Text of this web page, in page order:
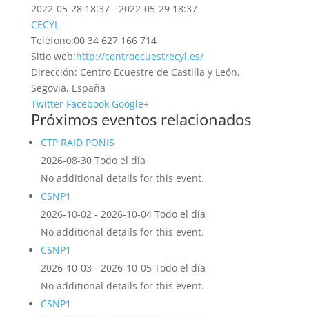
2022-05-28 18:37 - 2022-05-29 18:37
CECYL
Teléfono:00 34 627 166 714
Sitio web:http://centroecuestrecyl.es/
Dirección: Centro Ecuestre de Castilla y León,
Segovia, España
Twitter Facebook Google+
Próximos eventos relacionados
CTP RAID PONIS
2026-08-30 Todo el día
No additional details for this event.
CSNP1
2026-10-02 - 2026-10-04 Todo el día
No additional details for this event.
CSNP1
2026-10-03 - 2026-10-05 Todo el día
No additional details for this event.
CSNP1